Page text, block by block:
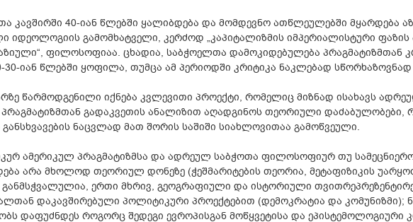
კავშირში 40-იან წლებში ყალიბდება და მომდევნო ათწლეულებში მყარდება
იდეოლოგიის გამომხატველი, კერძოდ „კაპიტალიზმის იმპერიალისტური
ფილოსოფიაა. ცხადია, საბჭოელთა დამოკიდებულება პრაგმატიზმთან
30-იან წლებში ყოფილა, თუმცა ამ პერიოდში კრიტიკა ნაკლებად სწორხაზოვნად
წარმოდგენილი იქნება კვლევითი პროექტი, რომელიც მიზნად ისახავს
პრაგმატიზმთან გადაკვეთის ანალიზით აღადგინოს თეორიული დაძაბულობები,
ნაცვლად მათ შორის საშიში სიახლოვითაა გამოწვეული.
ამერიკულ პრაგმატიზმსა და ადრეულ საბჭოთა ფილოსოფიურ თუ
არა მხოლოდ თეორიულ დონეზე (ჭეშმარიტების თეორია, მეტაფიზიკის
ერთი მხრივ, გეოგრაფიული და ისტორიული
დაკავშირებული პოლიტიკური პროექტებით (დემოკრატია და კომუნიზმი);
დაფუძნდეს როგორც შედეგი ევროპისგან მოწყვეტისა და ეპისტემოლოგიური